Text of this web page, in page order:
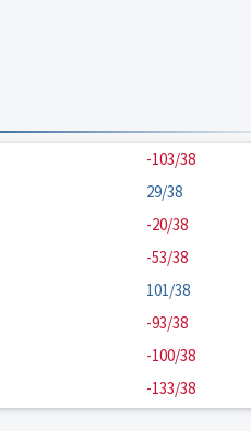
-103/38
29/38
-20/38
-53/38
101/38
-93/38
-100/38
-133/38